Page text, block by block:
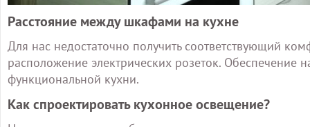
Расстояние между шкафами на кухне
Для нас недостаточно получить соответствующий
расположение электрических розеток.
функциональной кухни.
Как спроектировать кухонное освещение?